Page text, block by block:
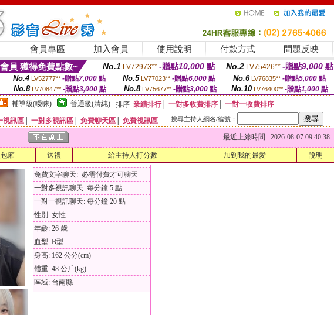
會員專區 加入會員 使用說明 付款方式 問題反映
員 獲得免費點數~ No.1 LV72973** -贈點10,000 點 No.2 LV75426** -贈點9,000 點
No.4 LV52777** -贈點7,000點 No.5 LV77023** -贈點6,000點 No.6 LV76835** -贈點5,000點
No.8 LV70847** -贈點3,000 點 No.8 LV75677** -贈點3,000點 No.10 LV76400** -贈點1,000 點
輔導級(曖昧) 普通級(清純) 排序 業績排行│ 一對多收費排序
一對一收費排序
視訊區 一對多視訊區 免費聊天區 免費視訊區 搜尋主持人網名/編號：
最近上線時間 : 2026-08-07 09:40:38
廂 送禮 給主持人打分數 加到我的最愛 說明
免費文字聊天: 必需付費才可聊天
一對多視訊聊天: 每分鐘 5 點
一對一視訊聊天: 每分鐘 20 點
性別: 女性
年齡: 26 歲
血型: B型
身高: 162 公分(cm)
體重: 48 公斤(kg)
區域: 台南縣